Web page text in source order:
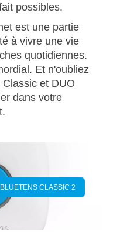
possibles.
est une partie
à vivre une vie
quotidiennes.
Et n'oubliez
et DUO
dans votre
CLASSIC 2